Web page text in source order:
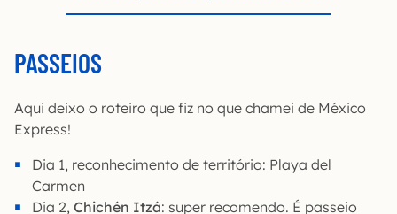
PASSEIOS
Aqui deixo o roteiro que fiz no que chamei de México
Express!
Dia 1, reconhecimento de território: Playa del
Carmen
Dia 2, Chichén Itzá: super recomendo. É passeio